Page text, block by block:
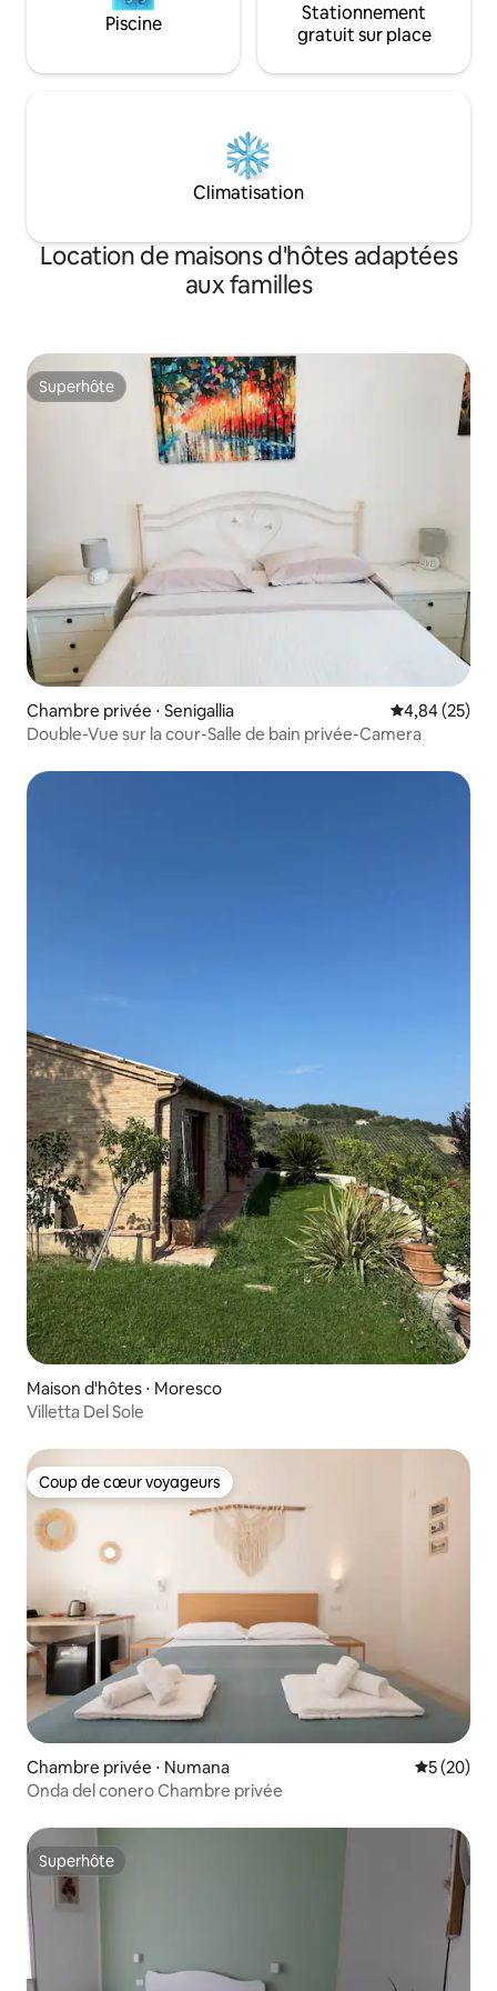
Piscine
Stationnement
gratuit sur place
Climatisation
Location de maisons d'hôtes adaptées
aux familles
Superhôte
Superhôte
Chambre privée ⋅ Senigallia Évaluation
4,84 (25)
Double-Vue sur la cour-Salle de bain privée-Camera
Maison d'hôtes ⋅ Moresco
Villetta Del Sole
Coup de cœur voyageurs
Coup de cœur voyageurs
Chambre privée ⋅ Numana
5 (20)
Onda del conero Chambre privée
Superhôte
Superhôte